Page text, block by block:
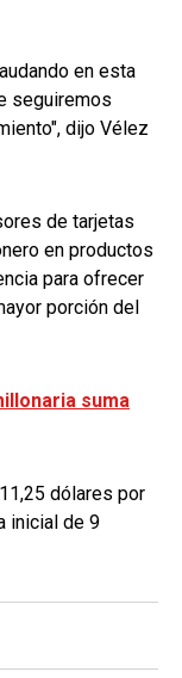
en esta
seguiremos
dijo Vélez
de tarjetas
en productos
para ofrecer
porción del
suma
dólares por
inicial de 9